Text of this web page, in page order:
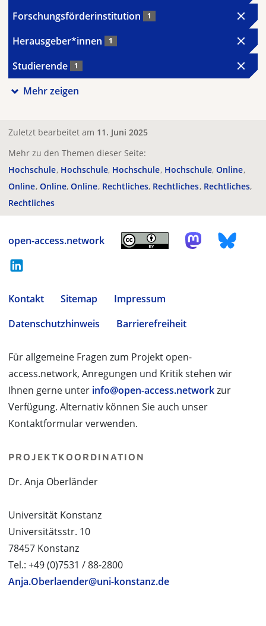
Forschungsförderinstitution 1
Herausgeber*innen 1
Studierende 1
Mehr zeigen
Zuletzt bearbeitet am 11. Juni 2025
Mehr zu den Themen dieser Seite:
Hochschule Hochschule Hochschule Hochschule Online
Online Online Online Rechtliches Rechtliches Rechtliches
Rechtliches
open-access.network
Kontakt Sitemap
Impressum
Datenschutzhinweis
Barrierefreiheit
Für allgemeine Fragen zum Projekt open-
access.network, Anregungen und Kritik stehen wir
Ihnen gerne unter info@open-access.networkzur
Verfügung. Alternativ können Sie auch unser
Kontaktformular verwenden.
PROJEKTKOORDINATION
Dr. Anja Oberländer
Universität Konstanz
Universitätsstr. 10
78457 Konstanz
Tel.: +49 (0)7531 / 88-2800
Anja.Oberlaender@uni-konstanz.de